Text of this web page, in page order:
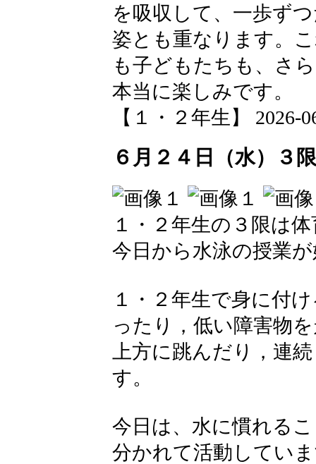
を吸収して、一歩ず
姿とも重なります。
も子どもたちも、さ
本当に楽しみです。
【１・２年生】 2026-
６月２４日（水）３
１・２年生の３限は
今日から水泳の授業
１・２年生で身に付
ったり，低い障害物
上方に跳んだり，連
す。
今日は、水に慣れる
分かれて活動してい